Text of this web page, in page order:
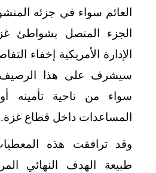
العائم سواء في جزئه
الجزء المتصل بشواطئ
الإدارة الأمريكية إخفاء
سيشرف على هذا
سواء من ناحية تأمينه
المساعدات داخل قطاع غزة.
وقد ترافقت هذه
طبيعة الهدف النهائي